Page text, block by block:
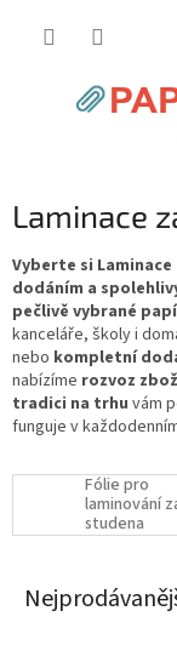
Laminace
Vyberte si
dodáním a
pečlivě vybrané
kanceláře, školy i
nebo kompletní
nabízíme rozvoz
tradici na trhu vám
funguje v
Fólie pro
laminování
studena